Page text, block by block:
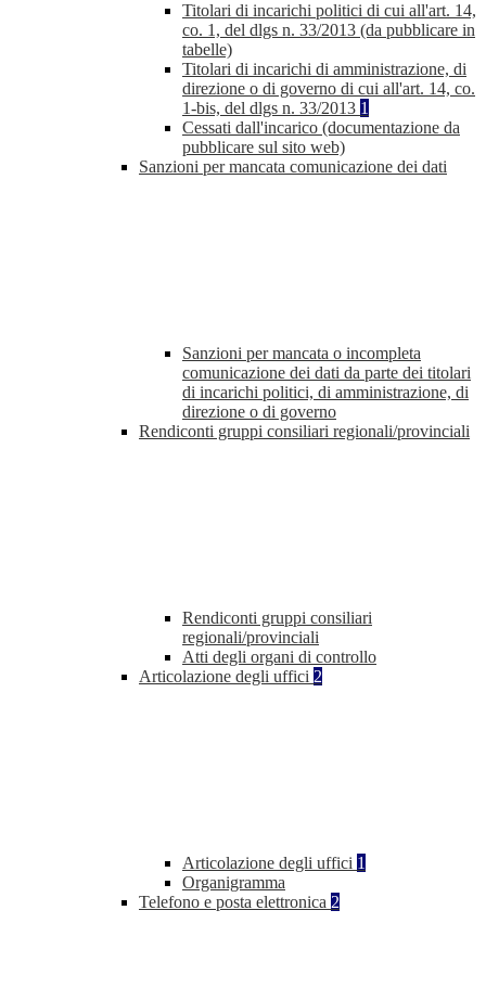
Titolari di incarichi politici di cui all'art. 14,
co. 1, del dlgs n. 33/2013 (da pubblicare in
tabelle)
Titolari di incarichi di amministrazione, di
direzione o di governo di cui all'art. 14, co.
1-bis, del dlgs n. 33/2013 1
Cessati dall'incarico (documentazione da
pubblicare sul sito web)
Sanzioni per mancata comunicazione dei dati
Sanzioni per mancata o incompleta
comunicazione dei dati da parte dei titolari
di incarichi politici, di amministrazione, di
direzione o di governo
Rendiconti gruppi consiliari regionali/provinciali
Rendiconti gruppi consiliari
regionali/provinciali
Atti degli organi di controllo
Articolazione degli uffici 2
Articolazione degli uffici 1
Organigramma
Telefono e posta elettronica 2